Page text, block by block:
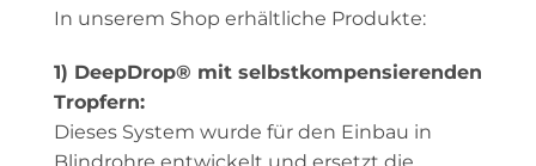
In unserem Shop erhältliche Produkte:
1) DeepDrop® mit selbstkompensierenden
Tropfern:
Dieses System wurde für den Einbau in